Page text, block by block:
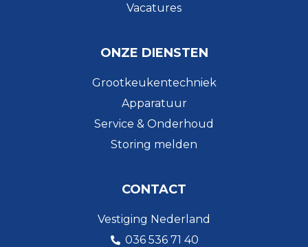
Vacatures
ONZE DIENSTEN
Grootkeukentechniek
Apparatuur
Service & Onderhoud
Storing melden
CONTACT
Vestiging Nederland
036 536 71 40